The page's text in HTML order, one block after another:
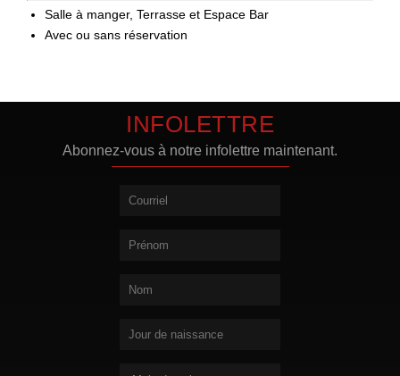
Salle à manger, Terrasse et Espace Bar
Avec ou sans réservation
INFOLETTRE
Abonnez-vous à notre infolettre maintenant.